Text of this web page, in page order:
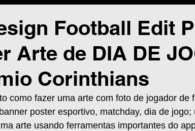
Windows Edição de Vídeos no Celular
Football Edit
Arte de DIA DE
Corinthians
como fazer uma arte com foto de jogador de
poster esportivo, matchday, dia de jogo;
arte usando ferramentas importantes do